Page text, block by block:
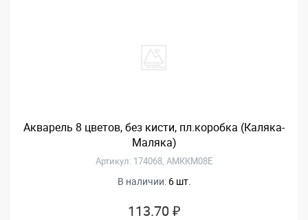
Акварель 8 цветов, без кисти, пл.коробка (Каляка-
Маляка)
Артикул: 174068, АМККМ08Е
В наличии: 6 шт.
113.70 ₽